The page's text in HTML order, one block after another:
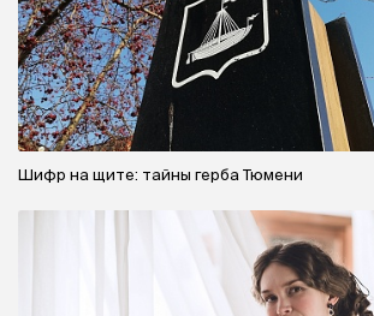
Шифр на щите: тайны герба Тюмени